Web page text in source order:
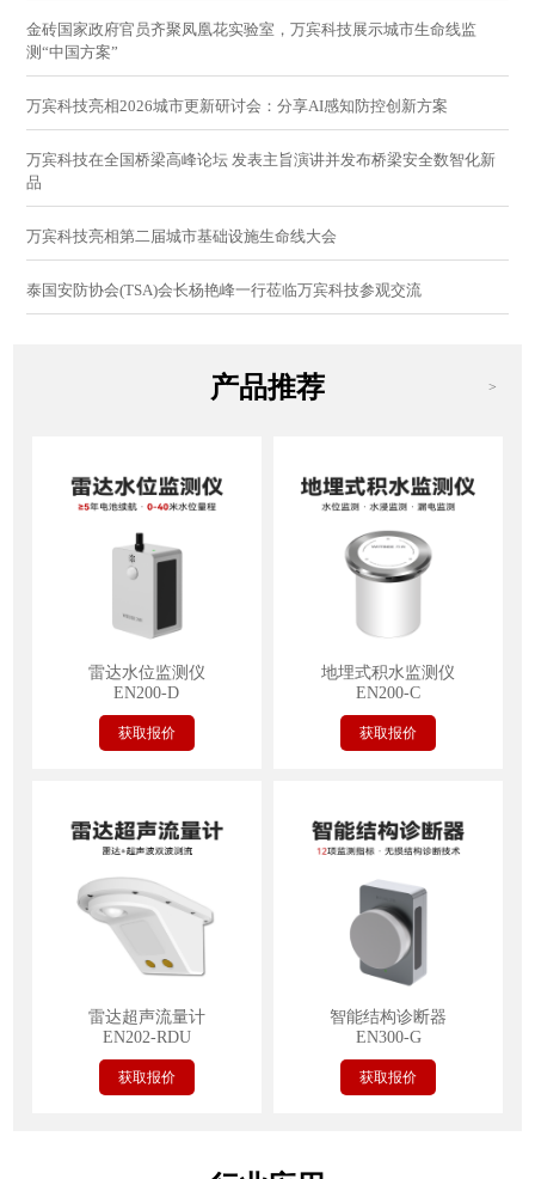
金砖国家政府官员齐聚凤凰花实验室，万宾科技展示城市生命线监
测“中国方案”
万宾科技亮相2026城市更新研讨会：分享AI感知防控创新方案
万宾科技在全国桥梁高峰论坛 发表主旨演讲并发布桥梁安全数智化新
品
万宾科技亮相第二届城市基础设施生命线大会
泰国安防协会(TSA)会长杨艳峰一行莅临万宾科技参观交流
产品推荐 >
雷达水位监测仪
EN200-D
获取报价
地埋式积水监测仪
EN200-C
获取报价
雷达超声流量计
EN202-RDU
获取报价
智能结构诊断器
EN300-G
获取报价